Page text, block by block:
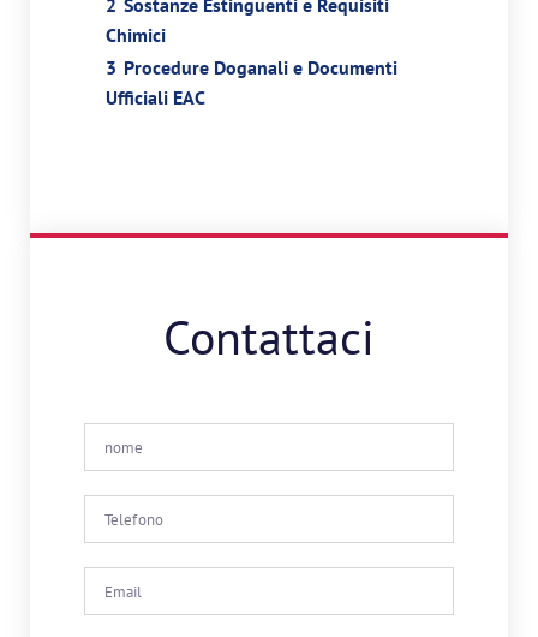
2 Sostanze Estinguenti e Requisiti
Chimici
3 Procedure Doganali e Documenti
Ufficiali EAC
Contattaci